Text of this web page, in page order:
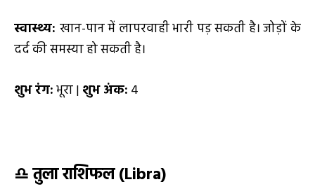
स्वास्थ्य: खान-पान में लापरवाही भारी पड़ सकती है। जोड़ों के
दर्द की समस्या हो सकती है।
शुभ रंग:भूरा | शुभ अंक: 4
♎तुला राशिफल (Libra)